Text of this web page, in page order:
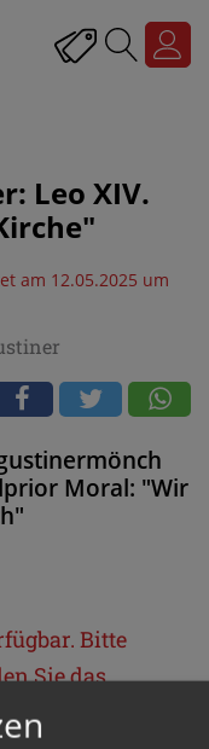
Leo XIV.
am 12.05.2025 um
Moral: "Wir
Bitte
Sie das